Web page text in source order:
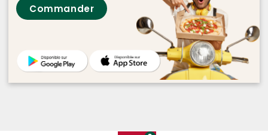
NOS VINS BLANCS
Commander